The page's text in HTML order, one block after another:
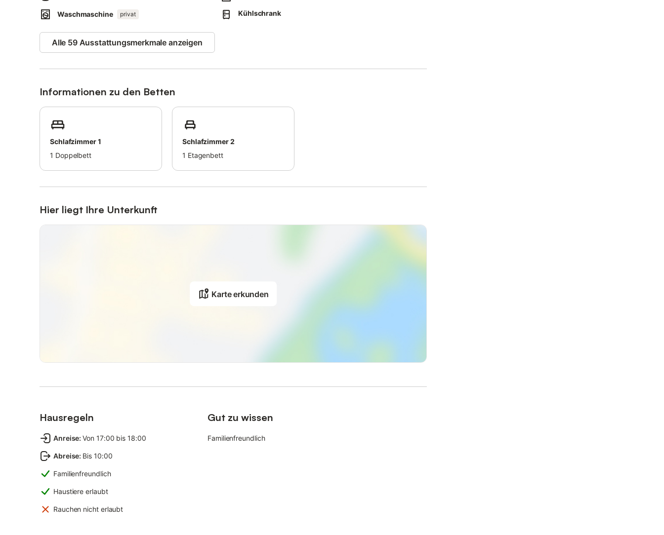
Waschmaschine privat Kühlschrank
Alle 59 Ausstattungsmerkmale anzeigen
Informationen zu den Betten
Schlafzimmer 1
1 Doppelbett
Schlafzimmer 2
1 Etagenbett
Hier liegt Ihre Unterkunft
Karte erkunden
Hausregeln
Anreise: Von 17:00 bis 18:00
Abreise: Bis 10:00
Familienfreundlich
Haustiere erlaubt
Rauchen nicht erlaubt
Gut zu wissen
Familienfreundlich